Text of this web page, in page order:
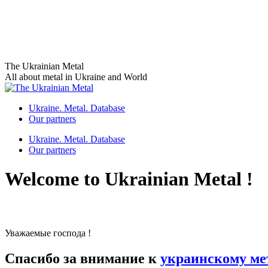
Skip
to
content
The Ukrainian Metal
All about metal in Ukraine and World
Ukraine. Metal. Database
Our partners
Ukraine. Metal. Database
Our partners
Welcome to Ukrainian Metal !
Уважаемые господа !
Спасибо за внимание к украинскому